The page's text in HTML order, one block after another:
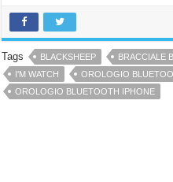
Tags BLACKSHEEP BRACCIALE
I'M WATCH
OROLOGIO
OROLOGIO BLUETOOTH IPHONE